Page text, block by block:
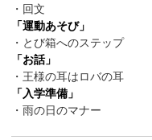
・回文
「運動あそび」
・とび箱へのステップ
「お話」
・王様の耳はロバの耳
「入学準備」
・雨の日のマナー